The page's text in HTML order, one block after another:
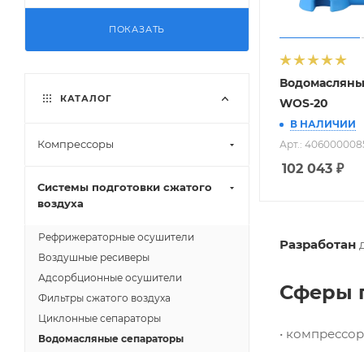
WOS-20
В НАЛИЧИИ
Арт.:
102 043 ₽
Разработан
Сферы
•
ПОКАЗАТЬ
КАТАЛОГ
Компрессоры
Системы подготовки сжатого
воздуха
Рефрижераторные осушители
Воздушные ресиверы
Адсорбционные осушители
Фильтры сжатого воздуха
Циклонные сепараторы
Водомасляные сепараторы